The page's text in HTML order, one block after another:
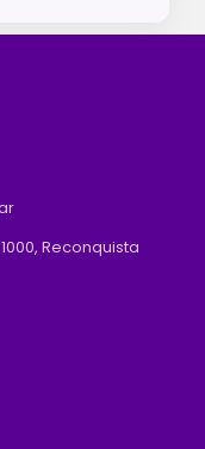
Reconquista